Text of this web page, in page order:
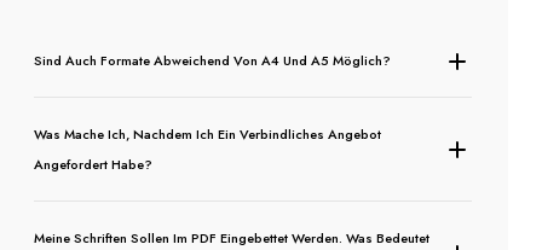
Sind Auch Formate Abweichend Von A4 Und A5 Möglich?
Was Mache Ich, Nachdem Ich Ein Verbindliches Angebot
Angefordert Habe?
Meine Schriften Sollen Im PDF Eingebettet Werden. Was Bedeutet